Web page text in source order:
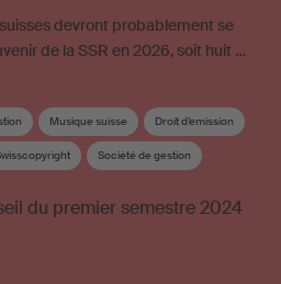
devront probablement se
de la SSR en 2026, soit huit …
Musique suisse Droit d’emission
Société de gestion